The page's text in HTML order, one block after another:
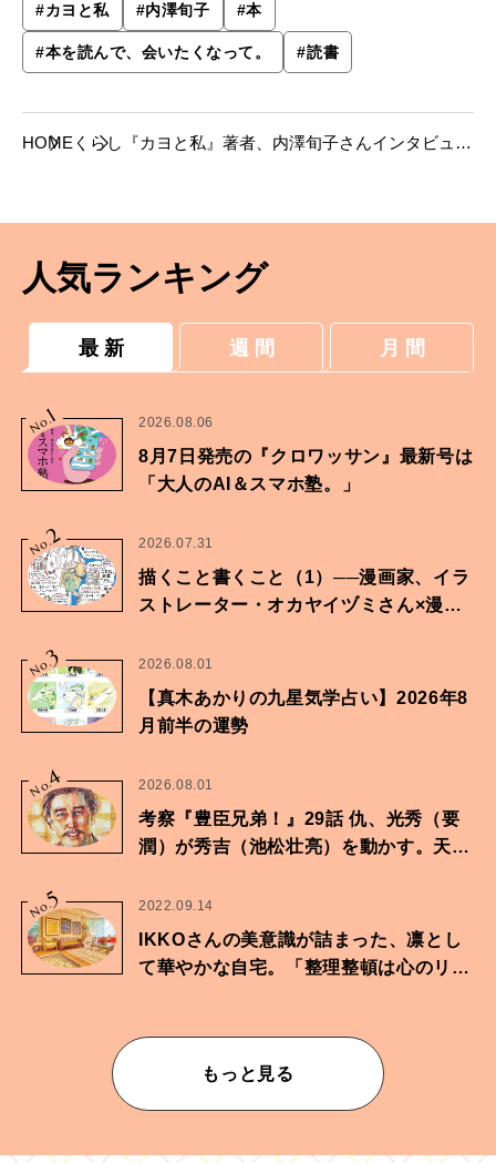
#カヨと私 #内澤旬子 #本
#本を読んで、会いたくなって。 #読書
HOME くらし
『カヨと私』著者、内澤旬子さんインタビュ
人気ランキング
最 新 週 間 月 間
No.
1 2026.08.06
8月7日発売の『クロワッサン』最新号は
「大人のAI＆スマホ塾。」
No.2 2026.07.31
描くこと書くこと（1）──漫画家、イラ
ストレーター・オカヤイヅミさん×漫画
No.
3 2026.08.01
【真木あかりの九星気学占い】2026年8
月前半の運勢
No.
4 2026.08.01
考察『豊臣兄弟！』29話 仇、光秀（要
潤）が秀吉（池松壮亮）を動かす。天下
No.
5 2022.09.14
IKKOさんの美意識が詰まった、凛とし
て華やかな自宅。「整理整頓は心のリズ
もっと見る